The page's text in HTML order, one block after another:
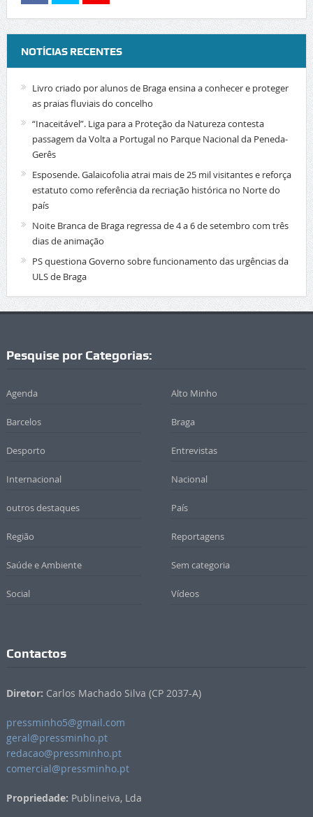
NOTÍCIAS RECENTES
Livro criado por alunos de Braga ensina a conhecer e proteger
as praias fluviais do concelho
“Inaceitável”. Liga para a Proteção da Natureza contesta
passagem da Volta a Portugal no Parque Nacional da Peneda-
Gerês
Esposende. Galaicofolia atrai mais de 25 mil visitantes e reforça
estatuto como referência da recriação histórica no Norte do
país
Noite Branca de Braga regressa de 4 a 6 de setembro com três
dias de animação
PS questiona Governo sobre funcionamento das urgências da
ULS de Braga
Pesquise por Categorias:
Agenda Alto Minho
Barcelos Braga
Desporto Entrevistas
Internacional Nacional
outros destaques País
Região Reportagens
Saúde e Ambiente Sem categoria
Social Vídeos
Contactos
Diretor: Carlos Machado Silva (CP 2037-A)
pressminho5@gmail.com
geral@pressminho.pt
redacao@pressminho.pt
comercial@pressminho.pt
Propriedade: Publineiva, Lda